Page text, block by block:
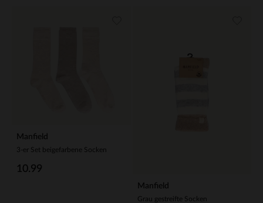
Manfield
3-er Set beigefarbene Socken
10.99
Manfield
Grau gestreifte Socken